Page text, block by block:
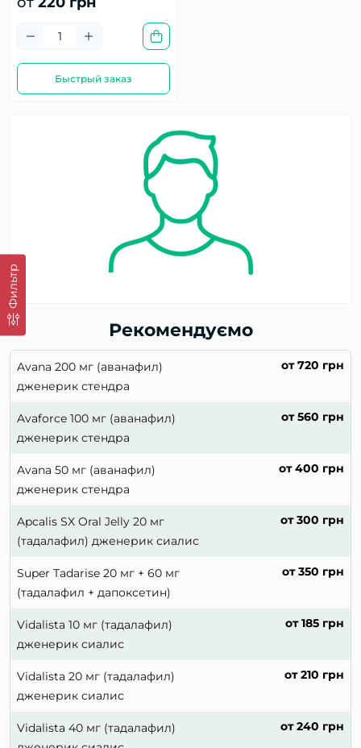
Фильтр
Быстрый заказ
Рекомендуємо
Avana 200 мг (аванафил)
дженерик стендра
от 720 грн
Avaforce 100 мг (аванафил)
дженерик стендра
от 560 грн
Avana 50 мг (аванафил)
дженерик стендра
от 400 грн
Apcalis SX Oral Jelly 20 мг
(тадалафил) дженерик сиалис
от 300 грн
Super Tadarise 20 мг + 60 мг
(тадалафил + дапоксетин)
от 350 грн
Vidalista 10 мг (тадалафил)
дженерик сиалис
от 185 грн
Vidalista 20 мг (тадалафил)
дженерик сиалис
от 210 грн
Vidalista 40 мг (тадалафил)
от 240 грн